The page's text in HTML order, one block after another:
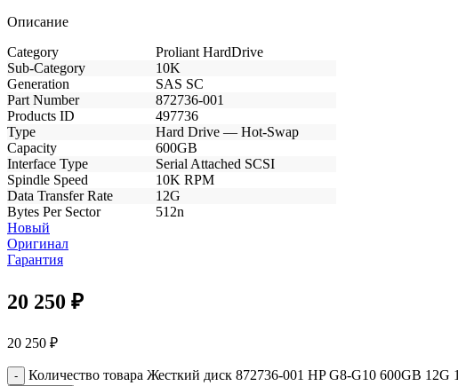
Описание
Category
Proliant HardDrive
Sub-Category
10K
Generation
SAS SC
Part Number
872736-001
Products ID
497736
Type
Hard Drive — Hot-Swap
Capacity
600GB
Interface Type
Serial Attached SCSI
Spindle Speed
10K RPM
Data Transfer Rate
12G
Bytes Per Sector
512n
Новый
Оригинал
Гарантия
20 250 ₽
20 250 ₽
Количество товара Жесткий диск 872736-001 HP G8-G10 600GB 12G